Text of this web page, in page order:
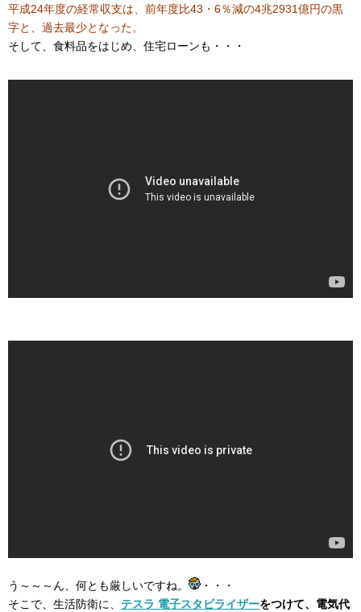
平成24年度の経常収支は、前年度比43・6％減の4兆2931億円の黒
字と、過去最少となった。
そして、食料品をはじめ、住宅ローンも・・・
う～～～ん、何とも厳しいですね。
・・・
そこで、生活防衛に、 テスラ 電子スタビライザーをつけて、電気代